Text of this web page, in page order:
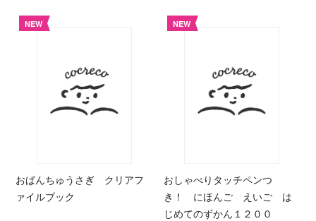
NEW
おぱんちゅうさぎ クリアフ
ァイルブック
NEW
おしゃべりタッチペンつ
き！ にほんご えいご は
じめてのずかん１２００